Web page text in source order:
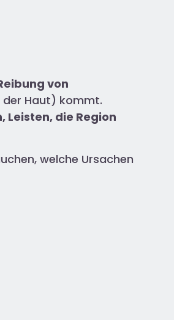
von
Haut) kommt.
Leisten, die Region
welche Ursachen